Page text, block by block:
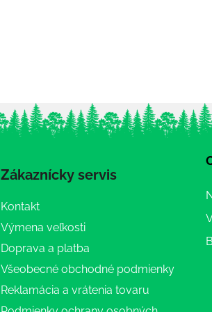
Zákaznícky servis
Kontakt
Výmena veľkosti
Doprava a platba
Všeobecné obchodné podmienky
Reklamácia a vrátenia tovaru